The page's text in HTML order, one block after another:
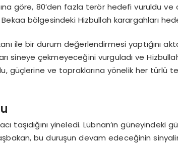
göre, 80’den fazla terör hedefi vuruldu ve
bölgesindeki Hizbullah karargahları
ile bir durum değerlendirmesi yaptığını
sineye çekmeyeceğini vurguladı ve
güçlerine ve topraklarına yönelik her türlü
taşıdığını yineledi. Lübnan’ın güneyindeki
bu duruşun devam edeceğinin